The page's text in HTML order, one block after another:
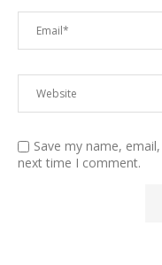
Save my name,
next time I comment.